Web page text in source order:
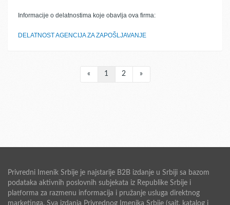
Informacije o delatnostima koje obavlja ova firma:
DELATNOST AGENCIJA ZA ZAPOŠLJAVANJE
« 1 2 »
Privredni Imenik Srbije je najstarije B2B izdanje u Srbiji sa bazom
podataka aktivnih poslovnih subjekata iz Republike Srbije i
platforma za razmenu informacija i pružanje usluga direktnog
marketinga. Sva izdanja Privrednog Imenika Srbije (sajt, katalog i